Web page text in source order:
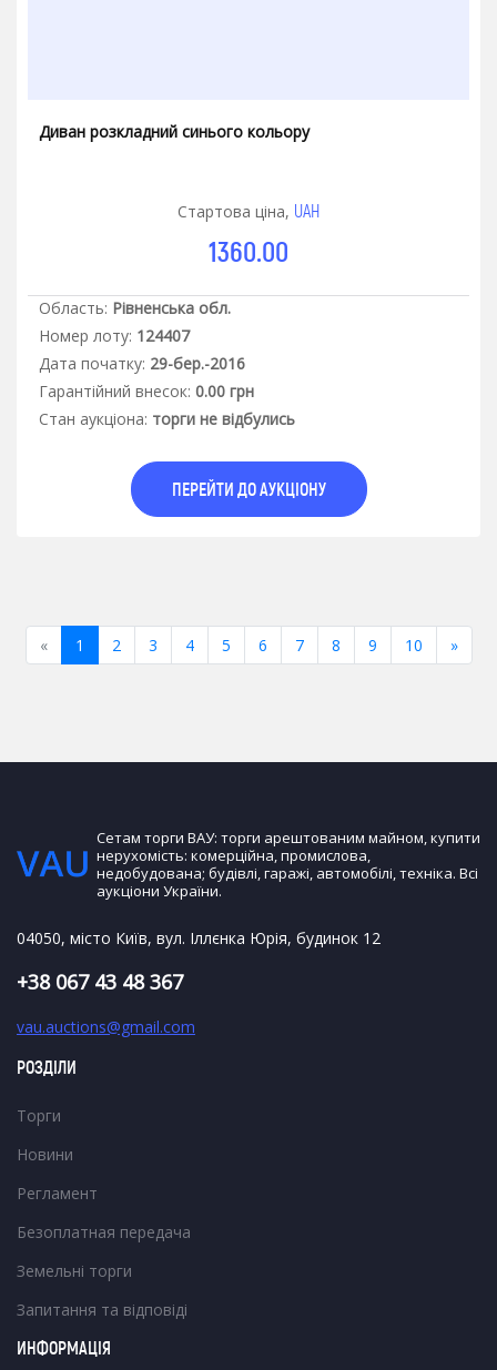
Диван розкладний синього кольору
Стартова ціна, UAH
1360.00
Область: Рівненська обл.
Номер лоту: 124407
Дата початку: 29-бер.-2016
Гарантiйний внесок: 0.00 грн
Стан аукцiона: торги не відбулись
ПЕРЕЙТИ ДО АУКЦІОНУ
«Previous
1 2 3 4 5 6 7 8 9 10 »Next
РОЗДІЛИ
Торги
Новини
Регламент
Безоплатная передача
Земельні торги
Запитання та відповіді
ИНФОРМАЦІЯ
Сетам торги ВАУ: торги арештованим майном, купити
нерухомість: комерційна, промислова,
недобудована; будівлі, гаражі, автомобілі, техніка. Всі
аукціони України.
04050, місто Київ, вул. Іллєнка Юрія, будинок 12
+38 067 43 48 367
vau.auctions@gmail.com